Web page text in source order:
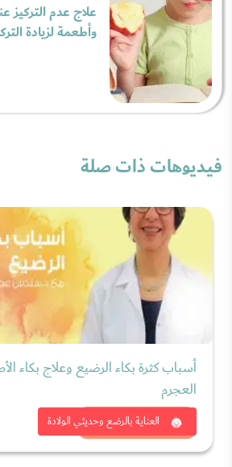
علاج عدم التركيز
وأطعمة لزيادة
فيديوهات ذات صلة
العناية بالرضع وحديثي الولادة
أسباب كثرة بكاء الرضيع وعلاج بكاء
العجرم
شاهد الان